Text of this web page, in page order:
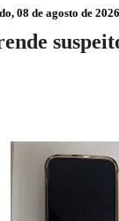
08 de agosto de 2026